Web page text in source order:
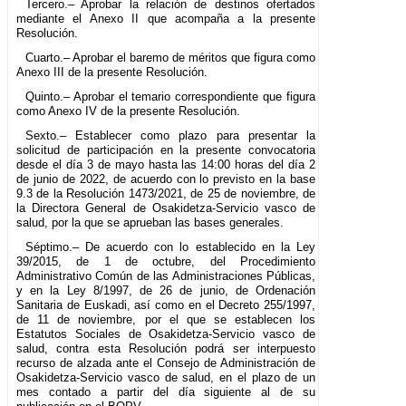
Tercero.– Aprobar la relación de destinos ofertados
mediante el Anexo II que acompaña a la presente
Resolución.
Cuarto.– Aprobar el baremo de méritos que figura como
Anexo III de la presente Resolución.
Quinto.– Aprobar el temario correspondiente que figura
como Anexo IV de la presente Resolución.
Sexto.– Establecer como plazo para presentar la
solicitud de participación en la presente convocatoria
desde el día 3 de mayo hasta las 14:00 horas del día 2
de junio de 2022, de acuerdo con lo previsto en la base
9.3 de la Resolución 1473/2021, de 25 de noviembre, de
la Directora General de Osakidetza-Servicio vasco de
salud, por la que se aprueban las bases generales.
Séptimo.– De acuerdo con lo establecido en la Ley
39/2015, de 1 de octubre, del Procedimiento
Administrativo Común de las Administraciones Públicas,
y en la Ley 8/1997, de 26 de junio, de Ordenación
Sanitaria de Euskadi, así como en el Decreto 255/1997,
de 11 de noviembre, por el que se establecen los
Estatutos Sociales de Osakidetza-Servicio vasco de
salud, contra esta Resolución podrá ser interpuesto
recurso de alzada ante el Consejo de Administración de
Osakidetza-Servicio vasco de salud, en el plazo de un
mes contado a partir del día siguiente al de su